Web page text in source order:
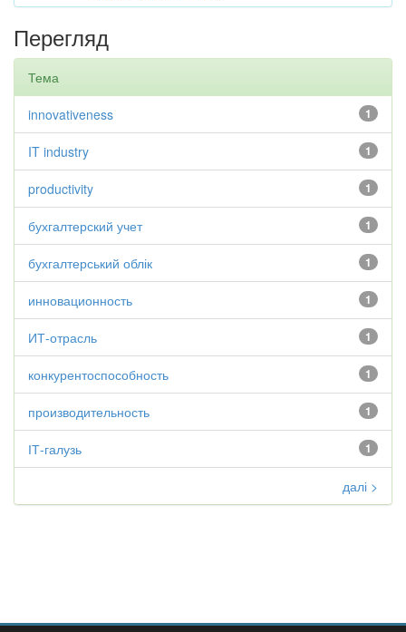
Перегляд
Тема
1
innovativeness
1
IT industry
1
productivity
1
бухгалтерский учет
1
бухгалтерський облік
1
инновационность
1
ИТ-отрасль
1
конкурентоспособность
1
производительность
1
ІТ-галузь
далі >